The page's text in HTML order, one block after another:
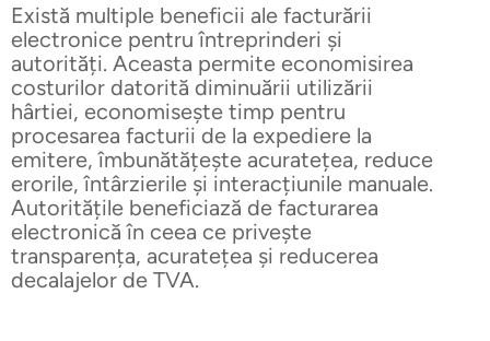
Există multiple beneficii ale facturării
electronice pentru întreprinderi și
autorități. Aceasta permite economisirea
costurilor datorită diminuării utilizării
hârtiei, economisește timp pentru
procesarea facturii de la expediere la
emitere, îmbunătățește acuratețea, reduce
erorile, întârzierile și interacțiunile manuale.
Autoritățile beneficiază de facturarea
electronică în ceea ce privește
transparența, acuratețea și reducerea
decalajelor de TVA.